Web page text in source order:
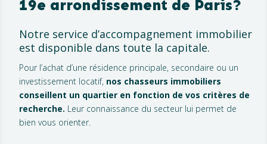
19e arrondissement de Paris?
Notre service d’accompagnement immobilier
est disponible dans toute la capitale.
Pour l’achat d’une résidence principale, secondaire ou un
investissement locatif, nos chasseurs immobiliers
conseillent un quartier en fonction de vos critères de
recherche. Leur connaissance du secteur lui permet de
bien vous orienter.